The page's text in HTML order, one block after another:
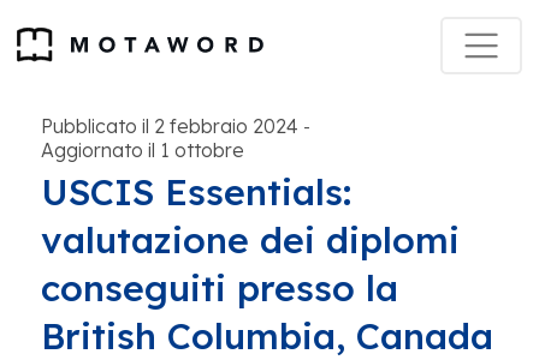
Pubblicato il 2 febbraio 2024 -
Aggiornato il 1 ottobre
USCIS Essentials:
valutazione dei diplomi
conseguiti presso la
British Columbia, Canada